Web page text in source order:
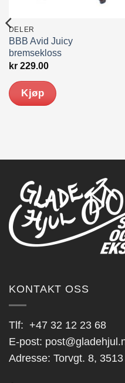
DELER
BBB Avid Juicy
bremsekloss
kr229.00
Kjøp
KONTAKT OSS
Tlf: +47 32 12 23 68
E-post:
Adresse: Torvgt. 8,